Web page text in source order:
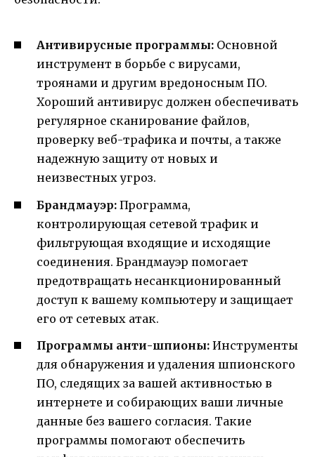
Антивирусные программы: Основной
инструмент в борьбе с вирусами,
троянами и другим вредоносным ПО.
Хороший антивирус должен обеспечивать
регулярное сканирование файлов,
проверку веб-трафика и почты, а также
надежную защиту от новых и
неизвестных угроз.
Брандмауэр: Программа,
контролирующая сетевой трафик и
фильтрующая входящие и исходящие
соединения. Брандмауэр помогает
предотвращать несанкционированный
доступ к вашему компьютеру и защищает
его от сетевых атак.
Программы анти-шпионы: Инструменты
для обнаружения и удаления шпионского
ПО, следящих за вашей активностью в
интернете и собирающих ваши личные
данные без вашего согласия. Такие
программы помогают обеспечить